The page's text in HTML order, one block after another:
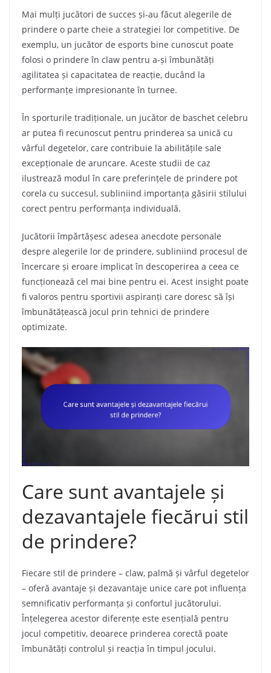
Mai mulți jucători de succes și-au făcut alegerile de
prindere o parte cheie a strategiei lor competitive. De
exemplu, un jucător de esports bine cunoscut poate
folosi o prindere în claw pentru a-și îmbunătăți
agilitatea și capacitatea de reacție, ducând la
performanțe impresionante în turnee.
În sporturile tradiționale, un jucător de baschet celebru
ar putea fi recunoscut pentru prinderea sa unică cu
vârful degetelor, care contribuie la abilitățile sale
excepționale de aruncare. Aceste studii de caz
ilustrează modul în care preferințele de prindere pot
corela cu succesul, subliniind importanța găsirii stilului
corect pentru performanța individuală.
Jucătorii împărtășesc adesea anecdote personale
despre alegerile lor de prindere, subliniind procesul de
încercare și eroare implicat în descoperirea a ceea ce
funcționează cel mai bine pentru ei. Acest insight poate
fi valoros pentru sportivii aspiranți care doresc să își
îmbunătățească jocul prin tehnici de prindere
optimizate.
Care sunt avantajele și
dezavantajele fiecărui stil
de prindere?
Fiecare stil de prindere – claw, palmă și vârful degetelor
– oferă avantaje și dezavantaje unice care pot influența
semnificativ performanța și confortul jucătorului.
Înțelegerea acestor diferențe este esențială pentru
jocul competitiv, deoarece prinderea corectă poate
îmbunătăți controlul și reacția în timpul jocului.